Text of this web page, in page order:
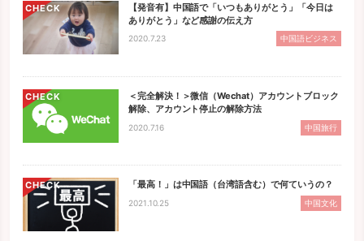
CHECK
【発音有】中国語で「いつもありがとう」「今日は
ありがとう」など感謝の伝え方
2020.7.23 中国語ビジネス
CHECK
＜完全解決！＞微信（Wechat）アカウントブロック
解除、アカウント停止の解除方法
2020.7.16 中国旅行
CHECK 「最高！」は中国語（台湾語含む）で何ていうの？
2021.10.25 中国文化